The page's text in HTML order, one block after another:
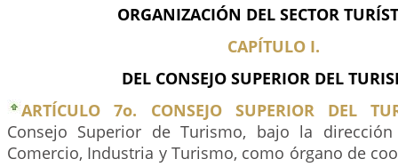
ORGANIZACIÓN DEL SECTOR
CAPÍTULO I.
DEL CONSEJO SUPERIOR DEL
ARTÍCULO 7o. CONSEJO SUPERIOR DEL
Consejo Superior de Turismo, bajo la
Comercio, Industria y Turismo, como órgano de